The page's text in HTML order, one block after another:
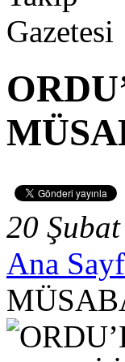
20
Ana